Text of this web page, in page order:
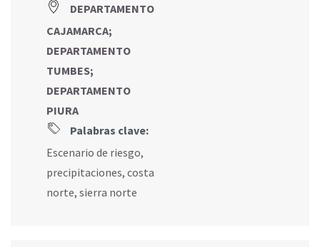
DEPARTAMENTO
CAJAMARCA;
DEPARTAMENTO
TUMBES;
DEPARTAMENTO
PIURA
Palabras clave:
Escenario de riesgo,
precipitaciones, costa
norte, sierra norte